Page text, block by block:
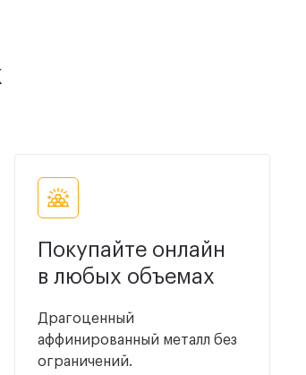
Покупайте онлайн
в любых объемах
Драгоценный
аффинированный металл без
ограничений.